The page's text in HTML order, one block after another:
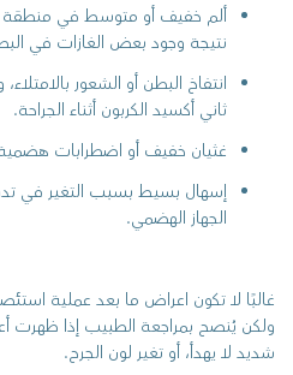
ألم خفيف أو متوسط في منطقة
نتيجة وجود بعض الغازات في
انتفاخ البطن أو الشعور
ثاني أكسيد الكربون أثناء الجراحة.
غثيان خفيف أو اضطرابات هضمية
إسهال بسيط بسبب التغير في
الجهاز الهضمي.
غالبًا لا تكون اعراض ما بعد عملية
ولكن يُنصح بمراجعة الطبيب إذا ظهرت
شديد لا يهدأ، أو تغير لون الجرح.